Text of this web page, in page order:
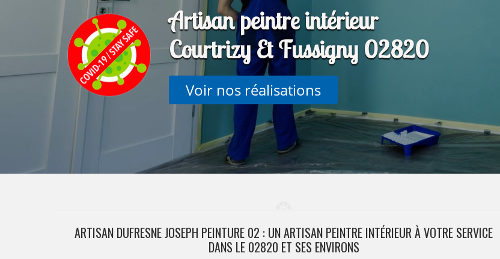
Artisan peintre intérieur
Courtrizy Et Fussigny 02820
Voir nos réalisations
ARTISAN DUFRESNE JOSEPH PEINTURE 02 : UN ARTISAN PEINTRE INTÉRIEUR À VOTRE SERVICE
DANS LE 02820 ET SES ENVIRONS